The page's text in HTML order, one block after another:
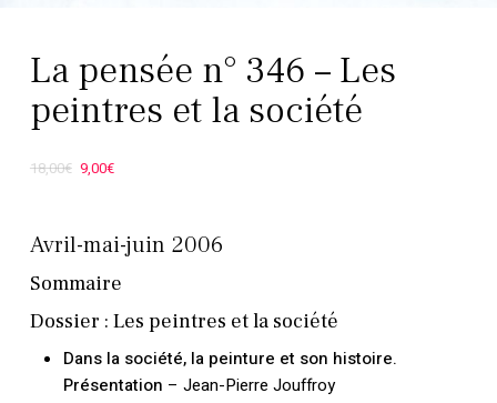
La pensée n° 346 – Les
peintres et la société
18,00€ Le
initial
était :
18,00€.
9,00€Le
actuel
est :
9,00€.
Avril-mai-juin 2006
Sommaire
Dossier : Les peintres et la société
Dans la société, la peinture et son histoire.
Présentation – Jean-Pierre Jouffroy